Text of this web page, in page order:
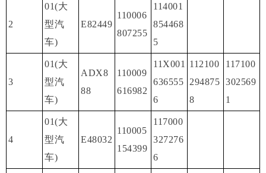
2
01(大
型汽
车)
E82449
110006
807255
114001
854468
5
3
01(大
型汽
车)
ADX8
88
110009
616982
11X001
636555
6
112100
294875
8
117100
302569
1
4
01(大
型汽
车)
E48032
110005
154399
117000
327276
6